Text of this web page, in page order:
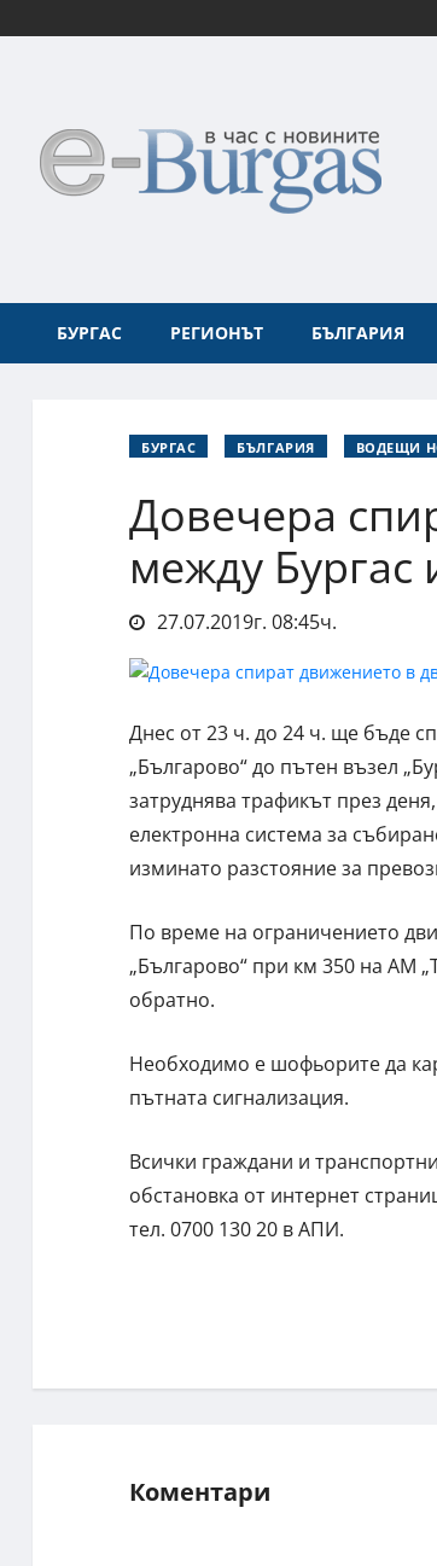
БУРГАС РЕГИОНЪТ БЪЛГАРИЯ
БУРГАС БЪЛГАРИЯ ВОДЕЩИ
Довечера
между Бургас
27.07.2019г. 08:45ч.
Днес от 23 ч. до 24 ч. ще бъде
„Българово“ до пътен възел
затруднява трафикът през
електронна система за
изминато разстояние за
По време на ограничението
„Българово“ при км 350 на АМ
обратно.
Необходимо е шофьорите да
пътната сигнализация.
Всички граждани и
обстановка от интернет
тел. 0700 130 20 в АПИ.
Коментари